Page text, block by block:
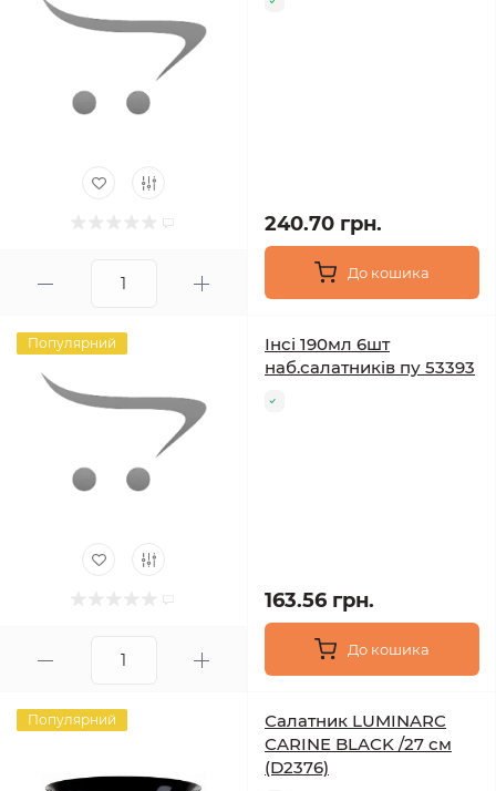
240.70 грн.
До кошика
Популярний
Інсі 190мл 6шт
наб.салатників пу 53393
163.56 грн.
До кошика
Популярний
Салатник LUMINARC
CARINE BLACK /27 см
(D2376)